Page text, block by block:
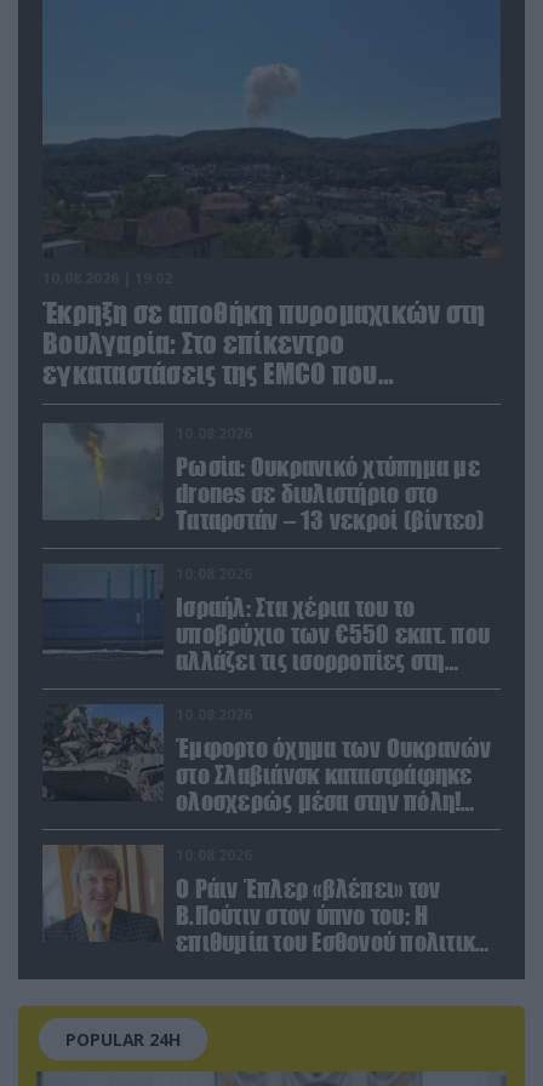
Έκρηξη σε αποθήκη πυρομαχικών στη
Βουλγαρία: Στο επίκεντρο
εγκαταστάσεις της EMCO που
προμηθεύει την Ουκρανία
Ρωσία: Ουκρανικό χτύπημα με
drones σε διυλιστήριο στο
Ταταρστάν – 13 νεκροί (βίντεο)
Ισραήλ: Στα χέρια του το
υποβρύχιο των €550 εκατ. που
αλλάζει τις ισορροπίες στη
Μέση Ανατολή (βίντεο)
Έμφορτο όχημα των Ουκρανών
στο Σλαβιάνσκ καταστράφηκε
ολοσχερώς μέσα στην πόλη!
(βίντεο)
Ο Ράιν Έπλερ «βλέπει» τον
Β.Πούτιν στον ύπνο του: Η
επιθυμία του Εσθονού πολιτικού
POPULAR 24H